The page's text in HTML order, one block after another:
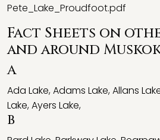
Pete_Lake_Proudfoot.pdf
Fact Sheets on
and around
A
Ada Lake,Adams Lake,Allans
Lake,Ayers Lake,
B